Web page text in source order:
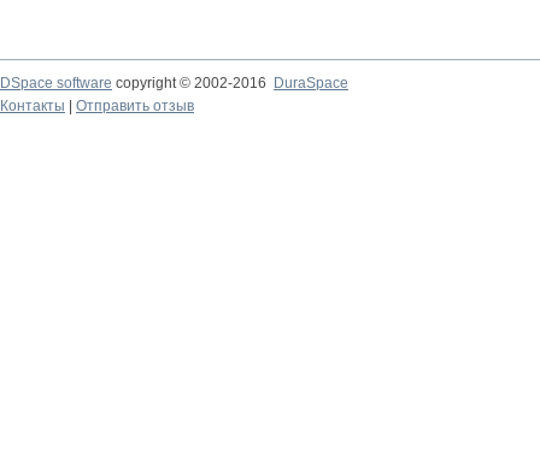
DSpace software copyright © 2002-2016
DuraSpace
Контакты
Отправить отзыв